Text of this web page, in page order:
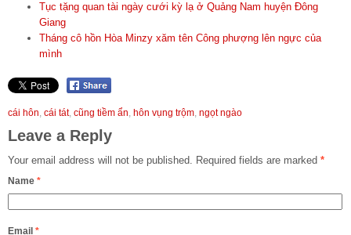
Tục tặng quan tài ngày cưới kỳ lạ ở Quảng Nam huyện Đông
Giang
Tháng cô hồn Hòa Minzy xăm tên Công phượng lên ngực của
mình
cái hôn cái tát, cũng tiềm ẩn hôn vụng trộm ngọt ngào
Leave a Reply
Your email address will not be published. Required fields are marked *
Name *
Email *